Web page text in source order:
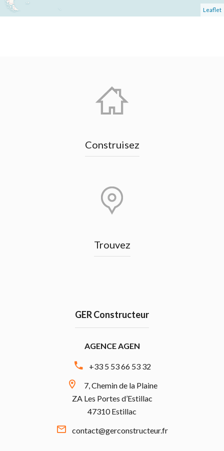
Leaflet
Construisez
Trouvez
GER Constructeur
AGENCE AGEN
+33 5 53 66 53 32
7, Chemin de la Plaine
ZA Les Portes d’Estillac
47310 Estillac
contact@gerconstructeur.fr